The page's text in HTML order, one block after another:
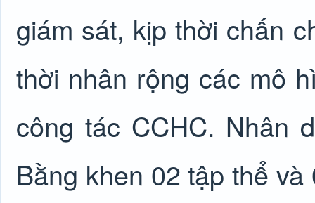
giám sát, kịp thời chấn
thời nhân rộng các mô
công tác CCHC. Nhân
Bằng khen 02 tập thể